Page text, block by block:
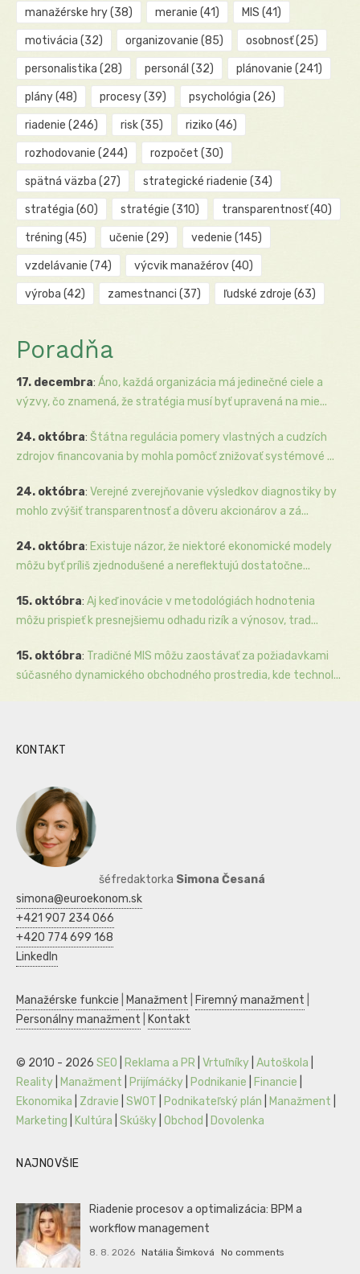
manažérske hry(38) meranie (41) MIS (41)
motivácia (32) organizovanie (85) osobnosť(25)
personalistika (28) personál (32) plánovanie (241)
plány(48) procesy(39) psychológia (26)
riadenie (246) risk(35) riziko (46)
rozhodovanie (244) rozpočet (30)
spätná väzba (27) strategické riadenie (34)
stratégia (60) stratégie (310) transparentnosť(40)
tréning (45) učenie (29) vedenie (145)
vzdelávanie (74) výcvik manažérov(40)
výroba (42) zamestnanci (37) ľudské zdroje (63)
Poradňa
17. decembra: Áno, každá organizácia má jedinečné ciele a
výzvy, čo znamená, že stratégia musí byť upravená na mie...
24. októbra: Štátna regulácia pomery vlastných a cudzích
zdrojov financovania by mohla pomôcť znižovať systémové ...
24. októbra: Verejné zverejňovanie výsledkov diagnostiky by
mohlo zvýšiť transparentnosť a dôveru akcionárov a zá...
24. októbra: Existuje názor, že niektoré ekonomické modely
môžu byť príliš zjednodušené a nereflektujú dostatočne...
15. októbra: Aj keď inovácie v metodológiách hodnotenia
môžu prispieť k presnejšiemu odhadu rizík a výnosov, trad...
15. októbra: Tradičné MIS môžu zaostávať za požiadavkami
súčasného dynamického obchodného prostredia, kde technol...
KONTAKT
šéfredaktorka Simona Česaná
simona@euroekonom.sk
+421 907 234 066
+420 774 699 168
LinkedIn
Manažérske funkcie Manažment Firemný manažment
Personálny manažment
Kontakt
© 2010 - 2026 SEO Reklama a PR Vrtuľníky Autoškola
Reality
Manažment Prijímáčky Podnikanie Financie
Ekonomika
Zdravie SWOT Podnikateľský plán Manažment
Marketing
Kultúra Skúšky Obchod Dovolenka
NAJNOVŠIE
Riadenie procesov a optimalizácia: BPM a
workflow management
8. 8. 2026 Natália Šimková No comments